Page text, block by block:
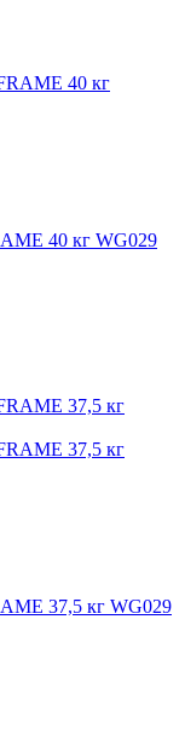
40 кг WG029
37,5 кг WG029